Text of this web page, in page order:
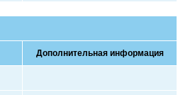
Дополнительная информация